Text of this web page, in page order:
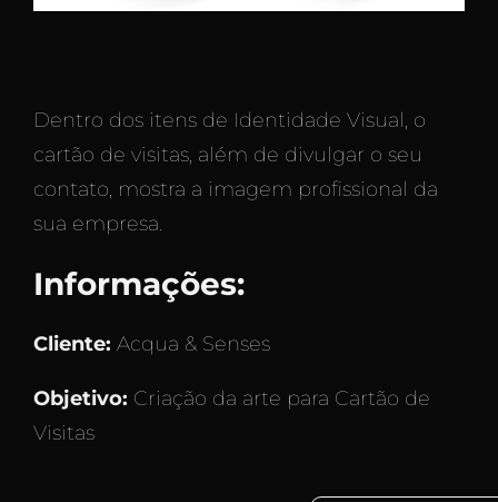
Dentro dos itens de Identidade Visual, o
cartão de visitas, além de divulgar o seu
contato, mostra a imagem profissional da
sua empresa.
Informações:
Cliente: Acqua & Senses
Objetivo: Criação da arte para Cartão de
Visitas